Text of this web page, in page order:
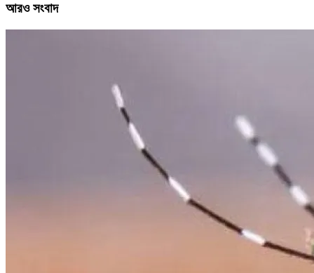
আরও সংবাদ